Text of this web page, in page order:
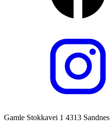
Gamle Stokkavei 1 4313 Sandnes